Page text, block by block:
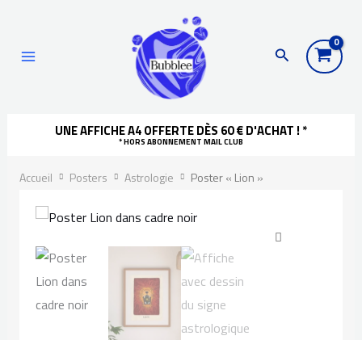
contenu
Rechercher
UNE AFFICHE A4 OFFERTE DÈS 60 € D'ACHAT ! *
* HORS ABONNEMENT MAIL CLUB
Accueil Posters Astrologie Poster « Lion »